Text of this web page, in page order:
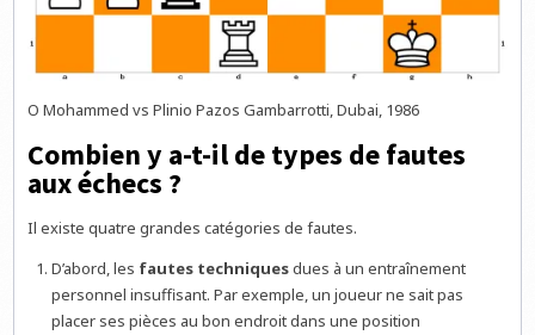
O Mohammed vs Plinio Pazos Gambarrotti, Dubai, 1986
Combien y a-t-il de types de fautes
aux échecs ?
Il existe quatre grandes catégories de fautes.
D’abord, les fautes techniquesdues à un entraînement
personnel insuffisant. Par exemple, un joueur ne sait pas
placer ses pièces au bon endroit dans une position